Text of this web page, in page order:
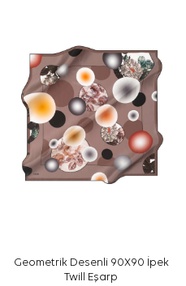
Geometrik Desenli 90X90 İpek
Twill Eşarp